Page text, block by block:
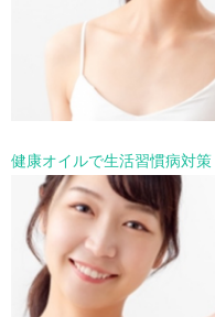
健康オイルで生活習慣病対